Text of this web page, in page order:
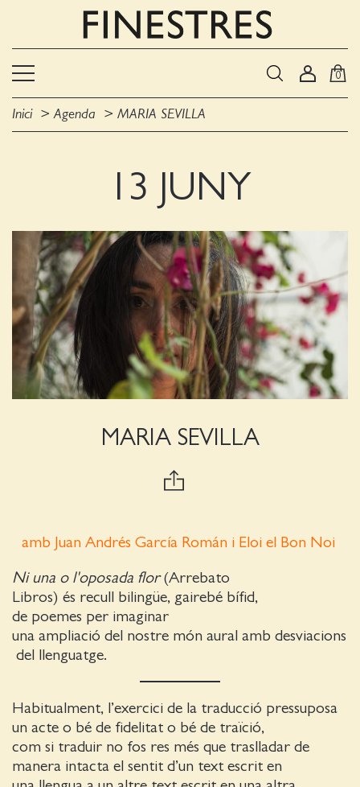
0
Inici Agenda MARIA SEVILLA
13 JUNY
MARIA SEVILLA
amb Juan Andrés García Román i Eloi el Bon Noi
Ni una o l'oposada flor(Arrebato
Libros) és recull bilingüe, gairebé bífid,
de poemes per imaginar
una ampliació del nostre món aural amb desviacions
del llenguatge.
Habitualment, l’exercici de la traducció pressuposa
un acte o bé de fidelitat o bé de traïció,
com si traduir no fos res més que traslladar de
manera intacta el sentit d’un text escrit en